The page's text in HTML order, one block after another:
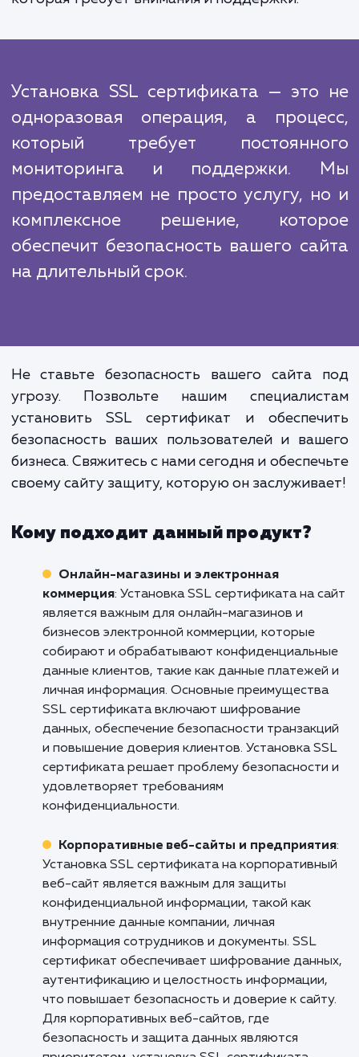
сертификата. И, наконец, мы проверяем,
защищен.
Мы знаем, что в сфере услуги по установке
сертификатов есть конкуренты.
отличие от них, мы предлагаем не
установку, но и полное
понимаем, что SSL сертификат -
одноразовая установка, а постоянная
которая требует внимания и поддержки.
Установка SSL сертификата —
одноразовая операция, а
который требует
мониторинга и поддержки.
предоставляем не просто услугу,
комплексное решение,
на длительный срок.
Не ставьте безопасность вашего сайта
угрозу. Позвольте нашим
установить SSL сертификат и
безопасность ваших пользователей и
бизнеса. Свяжитесь с нами сегодня и
своему сайту защиту, которую он
Кому подходит данный продукт?
Онлайн-магазины и электронная
коммерция: Установка SSL сертификата на
является важным для онлайн-магазинов и
бизнесов электронной коммерции, которые
собирают и обрабатывают
данные клиентов, такие как данные
личная информация. Основные